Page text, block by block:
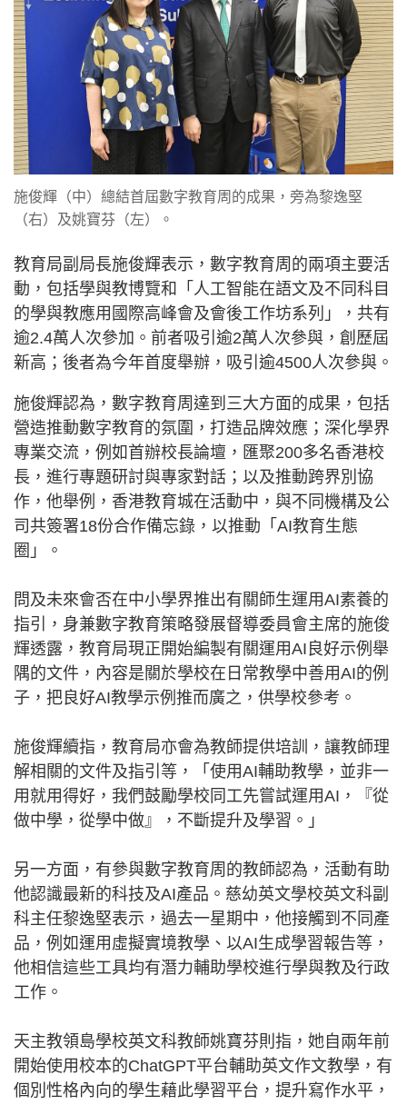
施俊輝（中）總結首屆數字教育周的成果，旁為黎逸堅
（右）及姚寶芬（左）。
教育局副局長施俊輝表示，數字教育周的兩項主要活
動，包括學與教博覽和「人工智能在語文及不同科目
的學與教應用國際高峰會及會後工作坊系列」，共有
逾2.4萬人次參加。前者吸引逾2萬人次參與，創歷屆
新高；後者為今年首度舉辦，吸引逾4500人次參與。
施俊輝認為，數字教育周達到三大方面的成果，包括
營造推動數字教育的氛圍，打造品牌效應；深化學界
專業交流，例如首辦校長論壇，匯聚200多名香港校
長，進行專題研討與專家對話；以及推動跨界別協
作，他舉例，香港教育城在活動中，與不同機構及公
司共簽署18份合作備忘錄，以推動「AI教育生態
圈」。
問及未來會否在中小學界推出有關師生運用AI素養的
指引，身兼數字教育策略發展督導委員會主席的施俊
輝透露，教育局現正開始編製有關運用AI良好示例舉
隅的文件，內容是關於學校在日常教學中善用AI的例
子，把良好AI教學示例推而廣之，供學校參考。
施俊輝續指，教育局亦會為教師提供培訓，讓教師理
解相關的文件及指引等，「使用AI輔助教學，並非一
用就用得好，我們鼓勵學校同工先嘗試運用AI，『從
做中學，從學中做』，不斷提升及學習。」
另一方面，有參與數字教育周的教師認為，活動有助
他認識最新的科技及AI產品。慈幼英文學校英文科副
科主任黎逸堅表示，過去一星期中，他接觸到不同產
品，例如運用虛擬實境教學、以AI生成學習報告等，
他相信這些工具均有潛力輔助學校進行學與教及行政
工作。
天主教領島學校英文科教師姚寶芬則指，她自兩年前
開始使用校本的ChatGPT平台輔助英文作文教學，有
個別性格內向的學生藉此學習平台，提升寫作水平，